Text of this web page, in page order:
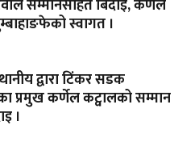
सम्मानसहित बिदाइ, कर्णेल
स्वागत ।
द्वारा टिंकर सडक
प्रमुख कर्णेल कट्वालको सम्मान
।